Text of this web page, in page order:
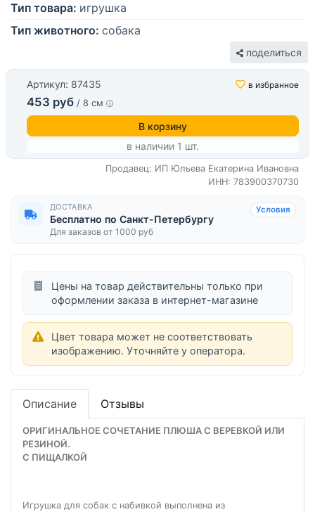
Тип товара: игрушка
Тип животного: собака
поделиться
Артикул: 87435 в избранное
453 руб / 8 см
В корзину
в наличии 1 шт.
Продавец: ИП Юльева Екатерина Ивановна
ИНН: 783900370730
ДОСТАВКА
Бесплатно по Санкт-Петербургу
Для заказов от 1000 руб
Условия
Цены на товар действительны только при
оформлении заказа в интернет-магазине
Цвет товара может не соответствовать
изображению. Уточняйте у оператора.
Описание Отзывы
ОРИГИНАЛЬНОЕ СОЧЕТАНИЕ ПЛЮША С ВЕРЕВКОЙ ИЛИ
РЕЗИНОЙ.
С ПИЩАЛКОЙ
Игрушка для собак с набивкой выполнена из